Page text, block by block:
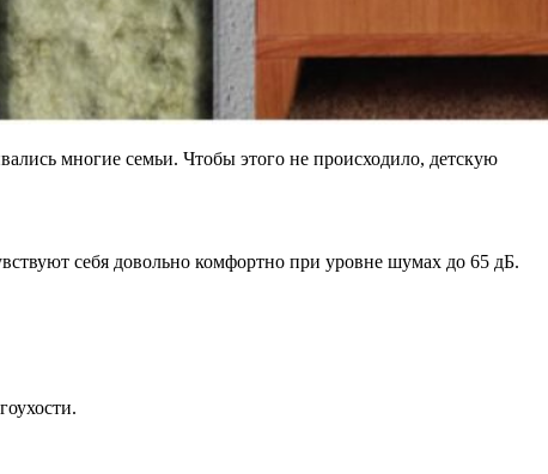
многие семьи. Чтобы этого не происходило, детскую
себя довольно комфортно при уровне шумах до 65 дБ.